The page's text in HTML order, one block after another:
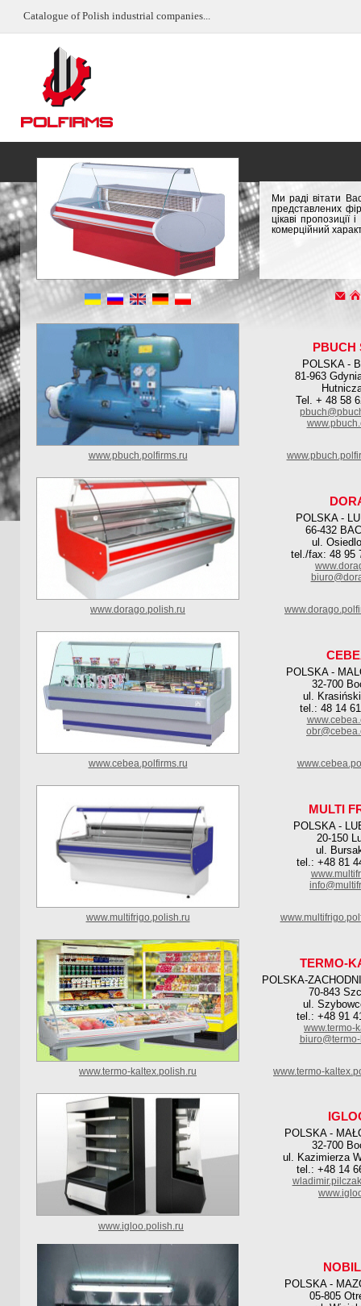
Catalogue of Polish industrial companies...
Ми раді вітати
представлених
цікаві
комерційний
PBUCH
POLSKA -
81-963
Tel. + 48 58
www.pbuch.polfirms.ru
POLSKA -
66-432
ul.
tel./fax: 48 95
www.dorago.polish.ru
POLSKA -
32-700
ul.
tel.: 48 14
www.cebea.polfirms.ru
MULTI
POLSKA -
20-150
ul.
tel.: +48 81
www.multifrigo.polish.ru
TERMO-
POLSKA-
70-843
ul.
tel.: +48 91
www.termo-
www.termo-kaltex.polish.ru www.termo-
POLSKA -
32-700
ul. Kazimierza
tel.: +48 14
www.igloo.polish.ru
POLSKA -
05-805